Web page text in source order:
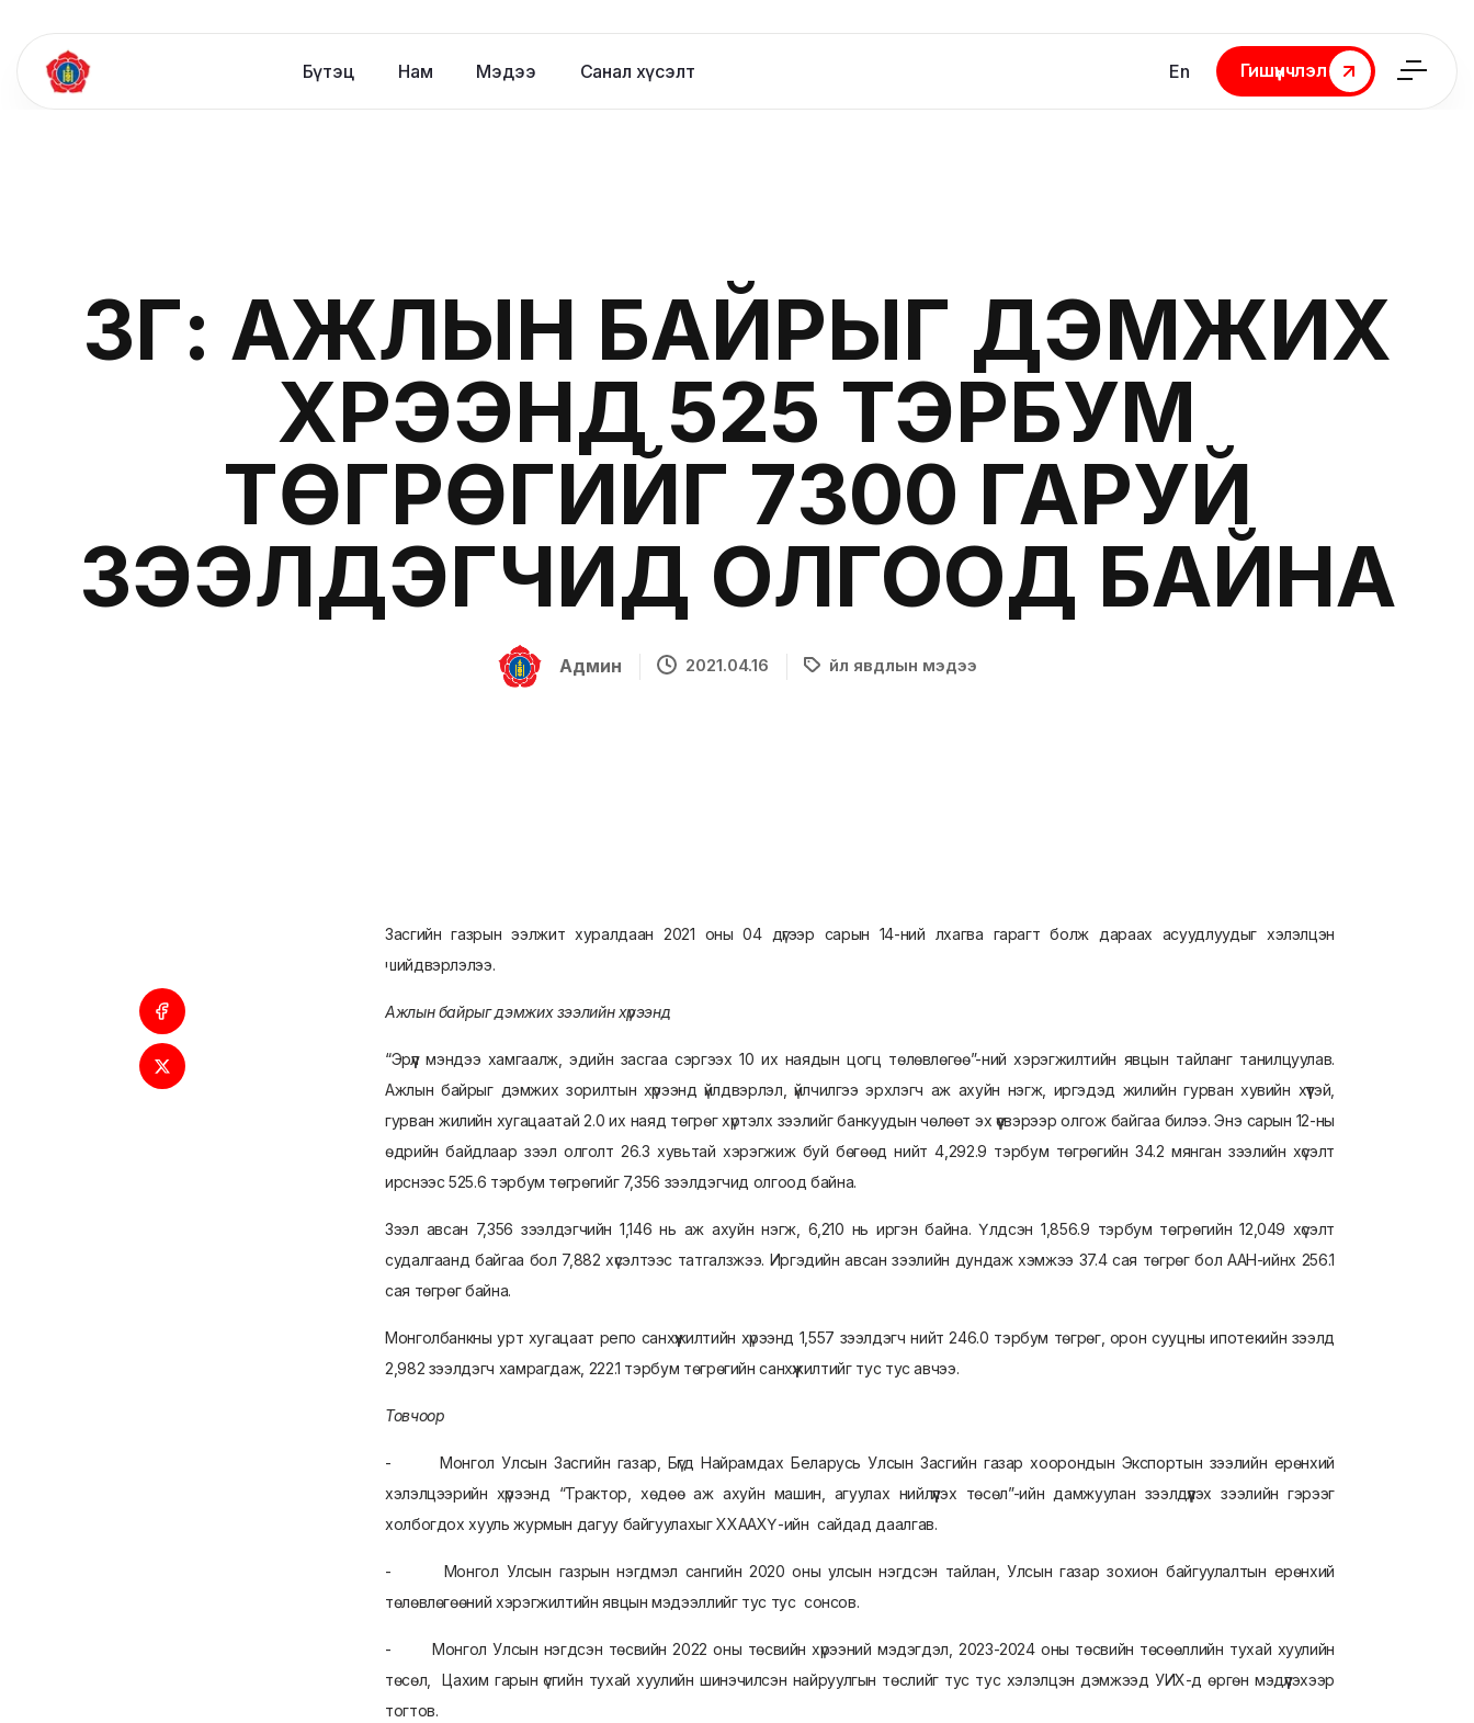
Бүтэц Нам Мэдээ Санал хүсэлт En
Гишүүнчлэл
Гишүүнчлэл
ЗГ: АЖЛЫН БАЙРЫГ ДЭМЖИХ
ХҮРЭЭНД 525 ТЭРБУМ
ТӨГРӨГИЙГ 7300 ГАРУЙ
ЗЭЭЛДЭГЧИД ОЛГООД БАЙНА
Админ 2021.04.16 Үйл явдлын мэдээ
Засгийн газрын ээлжит хуралдаан 2021 оны 04 дүгээр сарын 14-ний лхагва гарагт болж дараах асуудлуудыг хэлэлцэн
шийдвэрлэлээ.
Ажлын байрыг дэмжих зээлийн хүрээнд
“Эрүүл мэндээ хамгаалж, эдийн засгаа сэргээх 10 их наядын цогц төлөвлөгөө”-ний хэрэгжилтийн явцын тайланг танилцуулав.
Ажлын байрыг дэмжих зорилтын хүрээнд үйлдвэрлэл, үйлчилгээ эрхлэгч аж ахуйн нэгж, иргэдэд жилийн гурван хувийн хүүтэй,
гурван жилийн хугацаатай 2.0 их наяд төгрөг хүртэлх зээлийг банкуудын чөлөөт эх үүсвэрээр олгож байгаа билээ. Энэ сарын 12-ны
өдрийн байдлаар зээл олголт 26.3 хувьтай хэрэгжиж буй бөгөөд нийт 4,292.9 тэрбум төгрөгийн 34.2 мянган зээлийн хүсэлт
ирснээс 525.6 тэрбум төгрөгийг 7,356 зээлдэгчид олгоод байна.
Зээл авсан 7,356 зээлдэгчийн 1,146 нь аж ахуйн нэгж, 6,210 нь иргэн байна. Үлдсэн 1,856.9 тэрбум төгрөгийн 12,049 хүсэлт
судалгаанд байгаа бол 7,882 хүсэлтээс татгалзжээ. Иргэдийн авсан зээлийн дундаж хэмжээ 37.4 сая төгрөг бол ААН-ийнх 256.1
сая төгрөг байна.
Монголбанкны урт хугацаат репо санхүүжилтийн хүрээнд 1,557 зээлдэгч нийт 246.0 тэрбум төгрөг, орон сууцны ипотекийн зээлд
2,982 зээлдэгч хамрагдаж, 222.1 тэрбум төгрөгийн санхүүжилтийг тус тус авчээ.
Товчоор
- Монгол Улсын Засгийн газар, Бүгд Найрамдах Беларусь Улсын Засгийн газар хоорондын Экспортын зээлийн ерөнхий
хэлэлцээрийн хүрээнд “Трактор, хөдөө аж ахуйн машин, агуулах нийлүүлэх төсөл”-ийн дамжуулан зээлдүүлэх зээлийн гэрээг
холбогдох хууль журмын дагуу байгуулахыг ХХААХҮ-ийн сайдад даалгав.
- Монгол Улсын газрын нэгдмэл сангийн 2020 оны улсын нэгдсэн тайлан, Улсын газар зохион байгуулалтын ерөнхий
төлөвлөгөөний хэрэгжилтийн явцын мэдээллийг тус тус сонсов.
- Монгол Улсын нэгдсэн төсвийн 2022 оны төсвийн хүрээний мэдэгдэл, 2023-2024 оны төсвийн төсөөллийн тухай хуулийн
төсөл, Цахим гарын үсгийн тухай хуулийн шинэчилсэн найруулгын төслийг тус тус хэлэлцэн дэмжээд УИХ-д өргөн мэдүүлэхээр
тогтов.